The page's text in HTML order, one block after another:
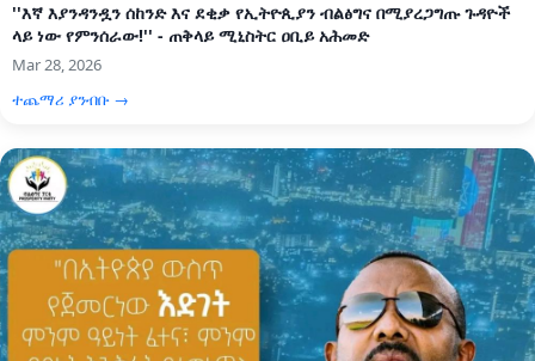
''እኛ እያንዳንዷን ሰከንድ እና ደቂቃ የኢትዮጲያን ብልፅግና በሚያረጋግጡ ጉዳዮች
ላይ ነው የምንሰራው!'' - ጠቅላይ ሚኒስትር ዐቢይ አሕመድ
Mar 28, 2026
ተጨማሪ ያንብቡ →